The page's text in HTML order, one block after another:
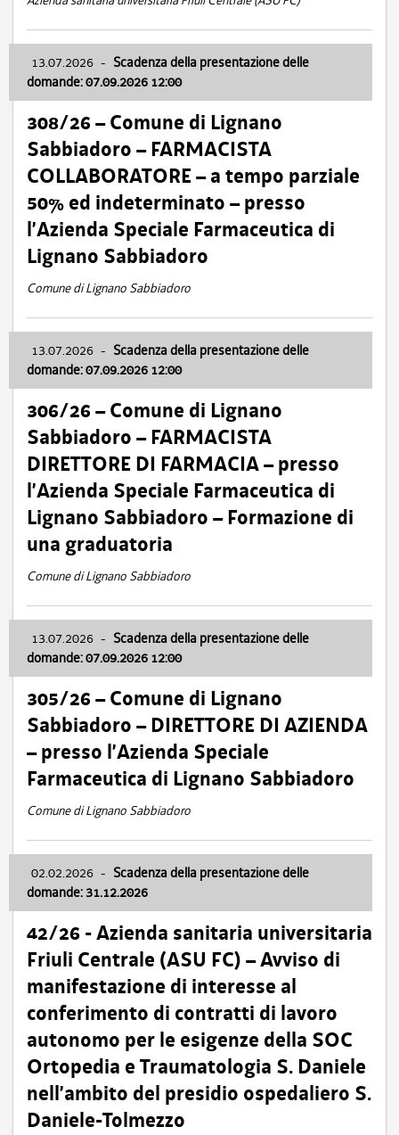
13.07.2026 - Scadenza della presentazione delle
domande: 07.09.2026 12:00
308/26 – Comune di Lignano
Sabbiadoro – FARMACISTA
COLLABORATORE – a tempo parziale
50% ed indeterminato – presso
l’Azienda Speciale Farmaceutica di
Lignano Sabbiadoro
Comune di Lignano Sabbiadoro
13.07.2026 - Scadenza della presentazione delle
domande: 07.09.2026 12:00
306/26 – Comune di Lignano
Sabbiadoro – FARMACISTA
DIRETTORE DI FARMACIA – presso
l’Azienda Speciale Farmaceutica di
Lignano Sabbiadoro – Formazione di
una graduatoria
Comune di Lignano Sabbiadoro
13.07.2026 - Scadenza della presentazione delle
domande: 07.09.2026 12:00
305/26 – Comune di Lignano
Sabbiadoro – DIRETTORE DI AZIENDA
– presso l’Azienda Speciale
Farmaceutica di Lignano Sabbiadoro
Comune di Lignano Sabbiadoro
02.02.2026 - Scadenza della presentazione delle
domande: 31.12.2026
42/26 - Azienda sanitaria universitaria
Friuli Centrale (ASU FC) – Avviso di
manifestazione di interesse al
conferimento di contratti di lavoro
autonomo per le esigenze della SOC
Ortopedia e Traumatologia S. Daniele
nell’ambito del presidio ospedaliero S.
Daniele-Tolmezzo